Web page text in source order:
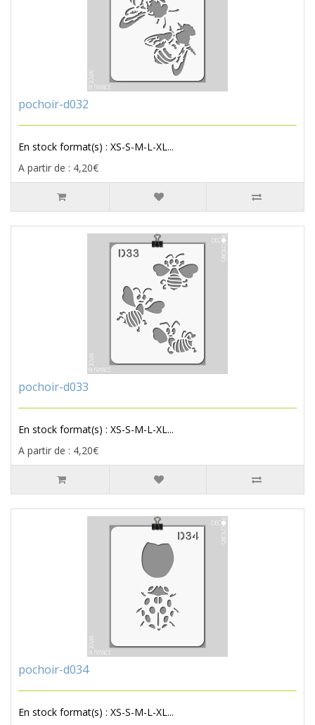
pochoir-d032
En stock format(s) : XS-S-M-L-XL...
A partir de : 4,20€
pochoir-d033
En stock format(s) : XS-S-M-L-XL...
A partir de : 4,20€
pochoir-d034
En stock format(s) : XS-S-M-L-XL...